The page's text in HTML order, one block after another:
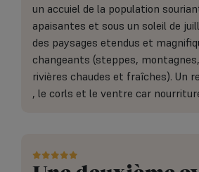
un accuiel de la population
apaisantes et sous un soleil de
des paysages etendus et
changeants (steppes,
rivières chaudes et fraîches). Un
, le corls et le ventre car